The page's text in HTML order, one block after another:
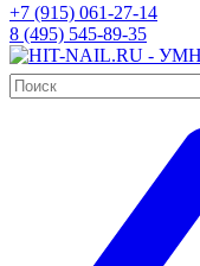
+7 (915) 061-27-14
8 (495) 545-89-35